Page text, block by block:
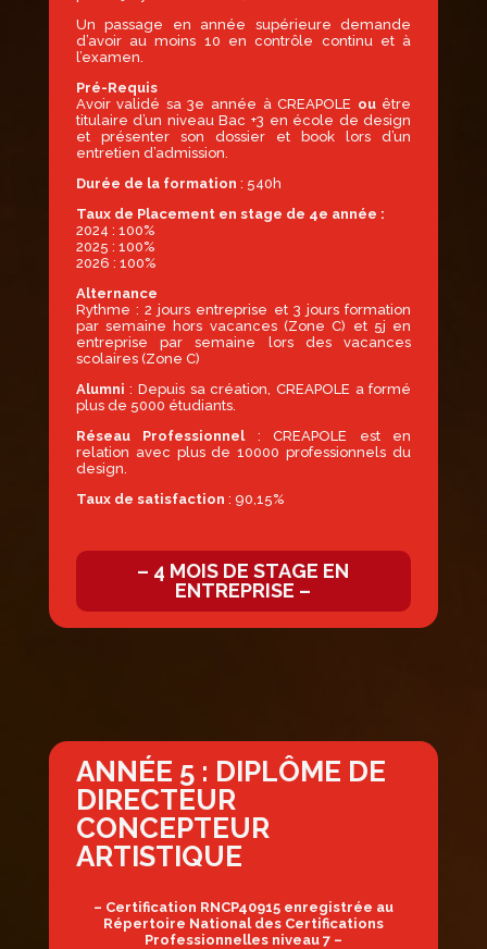
Un passage en année supérieure demande
d’avoir au moins 10 en contrôle continu et à
l’examen.
Pré-Requis
Avoir validé sa 3e année à CREAPOLE ouêtre
titulaire d’un niveau Bac +3 en école de design
et présenter son dossier et book lors d’un
entretien d’admission.
Durée de la formation : 540h
Taux de Placement en stage de 4e année :
2024 : 100%
2025 : 100%
2026 : 100%
Alternance
Rythme : 2 jours entreprise et 3 jours formation
par semaine hors vacances (Zone C) et 5j en
entreprise par semaine lors des vacances
scolaires (Zone C)
Alumni : Depuis sa création, CREAPOLE a formé
plus de 5000 étudiants.
Réseau Professionnel: CREAPOLE est en
relation avec plus de 10000 professionnels du
design.
Taux de satisfaction : 90,15%
– 4 MOIS DE STAGE EN
ENTREPRISE –
ANNÉE 5 : DIPLÔME DE
DIRECTEUR
CONCEPTEUR
ARTISTIQUE
– Certification RNCP40915 enregistrée au
Répertoire National des Certifications
Professionnelles niveau 7 –